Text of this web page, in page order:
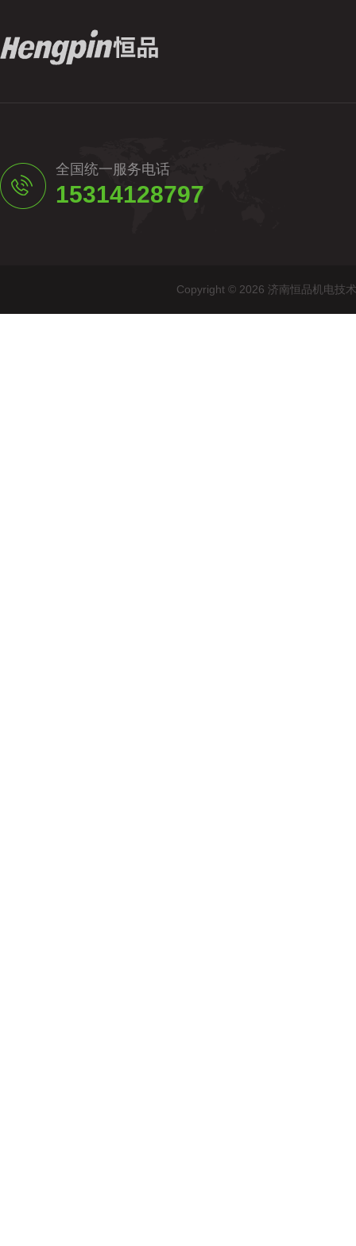
全国统一服务电话
15314128797
Copyright © 2026 济南恒品机电技